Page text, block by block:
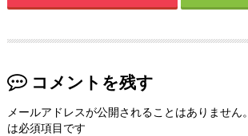
コメントを残す
メールアドレスが公開されることはありません。
は必須項目です